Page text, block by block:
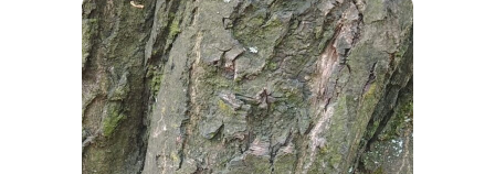
ROZWIĄŻ